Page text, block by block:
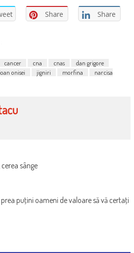
Share Share
cancer cna cnas
dan grigore
onisei jigniri morfina
narcisa
sânge
puţini oameni de valoare să vă certaţi